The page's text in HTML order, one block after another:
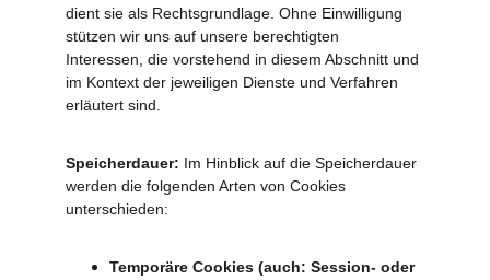
dient sie als Rechtsgrundlage. Ohne Einwilligung
stützen wir uns auf unsere berechtigten
Interessen, die vorstehend in diesem Abschnitt und
im Kontext der jeweiligen Dienste und Verfahren
erläutert sind.
Speicherdauer: Im Hinblick auf die Speicherdauer
werden die folgenden Arten von Cookies
unterschieden:
Temporäre Cookies (auch: Session- oder